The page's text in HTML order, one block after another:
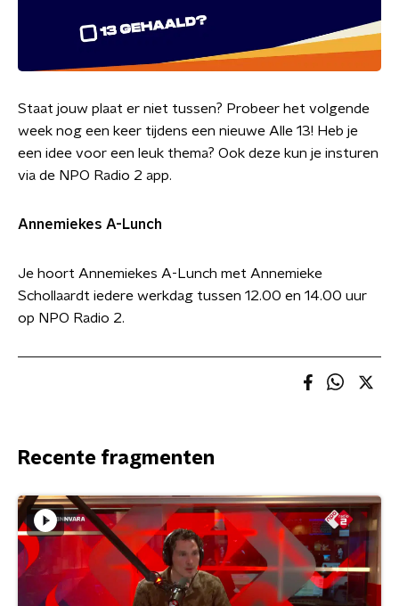
Staat jouw plaat er niet tussen? Probeer het volgende
week nog een keer tijdens een nieuwe Alle 13! Heb je
een idee voor een leuk thema? Ook deze kun je insturen
via de NPO Radio 2 app.
Annemiekes A-Lunch
Je hoort Annemiekes A-Lunch met Annemieke
Schollaardt iedere werkdag tussen 12.00 en 14.00 uur
op NPO Radio 2.
Recente fragmenten